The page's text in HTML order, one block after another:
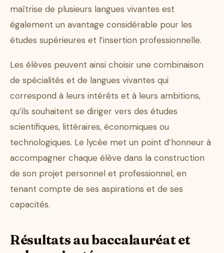
maîtrise de plusieurs langues vivantes est
également un avantage considérable pour les
études supérieures et l’insertion professionnelle.
Les élèves peuvent ainsi choisir une combinaison
de spécialités et de langues vivantes qui
correspond à leurs intérêts et à leurs ambitions,
qu’ils souhaitent se diriger vers des études
scientifiques, littéraires, économiques ou
technologiques. Le lycée met un point d’honneur à
accompagner chaque élève dans la construction
de son projet personnel et professionnel, en
tenant compte de ses aspirations et de ses
capacités.
Résultats au baccalauréat et